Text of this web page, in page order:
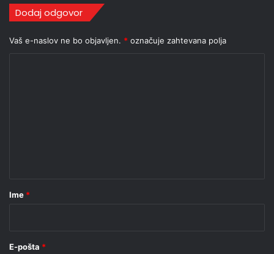
Dodaj odgovor
Vaš e-naslov ne bo objavljen. * označuje zahtevana polja
r
Ime *
E-pošta *